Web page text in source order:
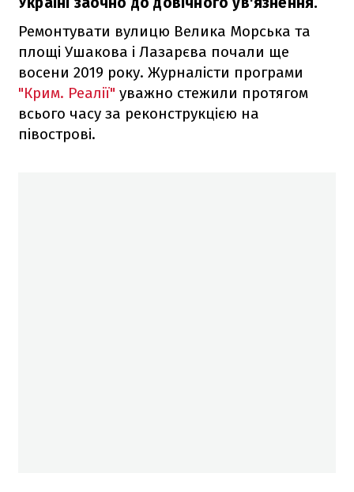
Ремонтувати вулицю Велика Морська та
площі Ушакова і Лазарєва почали ще
восени 2019 року. Журналісти програми
"Крим. Реалії" уважно стежили протягом
всього часу за реконструкцією на
півострові.